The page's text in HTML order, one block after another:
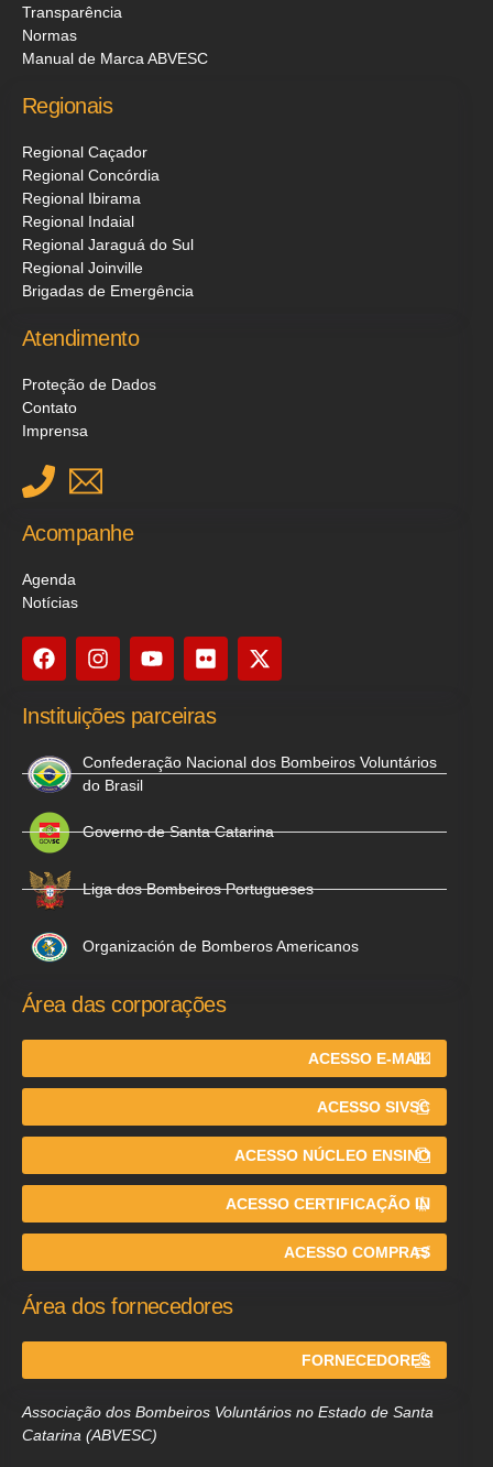
Transparência
Normas
Manual de Marca ABVESC
Regionais
Regional Caçador
Regional Concórdia
Regional Ibirama
Regional Indaial
Regional Jaraguá do Sul
Regional Joinville
Brigadas de Emergência
Atendimento
Proteção de Dados
Contato
Imprensa
Acompanhe
Agenda
Notícias
Instituições parceiras
Confederação Nacional dos Bombeiros Voluntários
do Brasil
Governo de Santa Catarina
Liga dos Bombeiros Portugueses
Organización de Bomberos Americanos
Área das corporações
ACESSO E-MAIL
ACESSO SIVSC
ACESSO NÚCLEO ENSINO
ACESSO CERTIFICAÇÃO IN
ACESSO COMPRAS
Área dos fornecedores
FORNECEDORES
Associação dos Bombeiros Voluntários no Estado de Santa
Catarina (ABVESC)